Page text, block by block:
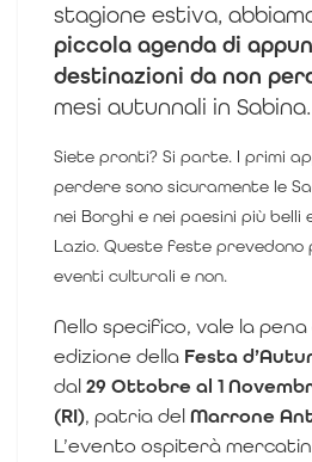
stagione estiva,
piccola agenda di
destinazioni da non
mesi autunnali in Sabina.
Siete pronti? Si parte. I primi
perdere sono sicuramente le
nei Borghi e nei paesini più
Lazio. Queste feste
eventi culturali e non.
Nello specifico, vale la
edizione della Festa
dal 29 Ottobre al 1
(RI), patria del Marrone
L’evento ospiterà